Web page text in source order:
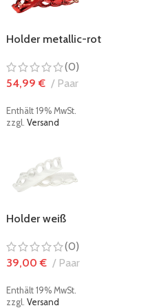
Holder metallic-rot
(0)
54,99€ Paar
Enthält 19% MwSt.
zzgl. Versand
Holder weiß
(0)
39,00€ Paar
Enthält 19% MwSt.
zzgl. Versand